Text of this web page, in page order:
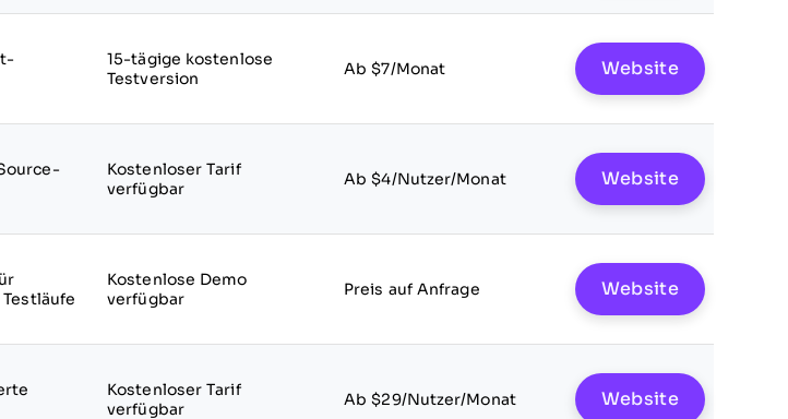
15-tägige kostenlose
Testversion
Ab $7/Monat Website
Kostenloser Tarif
verfügbar
Ab $4/Nutzer/Monat Website
Kostenlose Demo
verfügbar
Preis auf Anfrage Website
Kostenloser Tarif
verfügbar
Ab $29/Nutzer/Monat Website